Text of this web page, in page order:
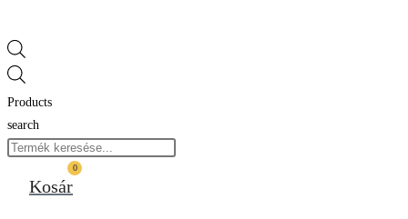
Products
search
0
Kosár